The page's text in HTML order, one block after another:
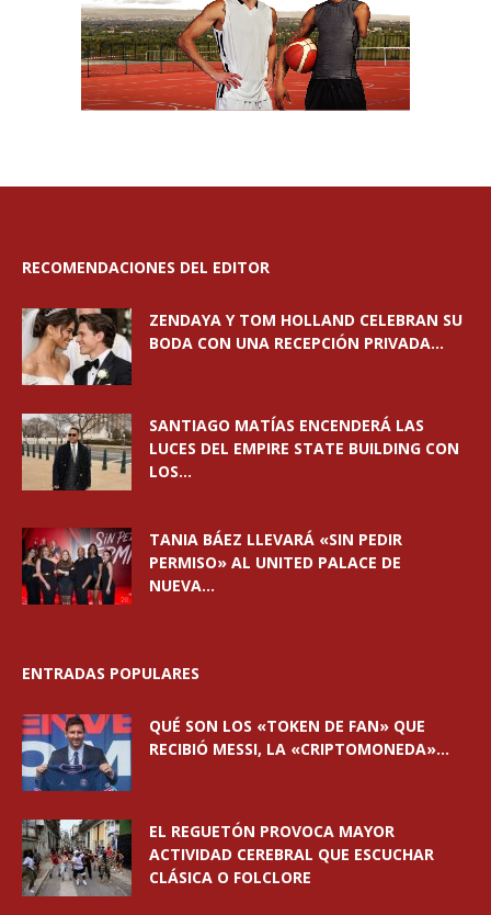
RECOMENDACIONES DEL EDITOR
ZENDAYA Y TOM HOLLAND CELEBRAN SU
BODA CON UNA RECEPCIÓN PRIVADA...
SANTIAGO MATÍAS ENCENDERÁ LAS
LUCES DEL EMPIRE STATE BUILDING CON
LOS...
TANIA BÁEZ LLEVARÁ «SIN PEDIR
PERMISO» AL UNITED PALACE DE
NUEVA...
ENTRADAS POPULARES
QUÉ SON LOS «TOKEN DE FAN» QUE
RECIBIÓ MESSI, LA «CRIPTOMONEDA»...
EL REGUETÓN PROVOCA MAYOR
ACTIVIDAD CEREBRAL QUE ESCUCHAR
CLÁSICA O FOLCLORE